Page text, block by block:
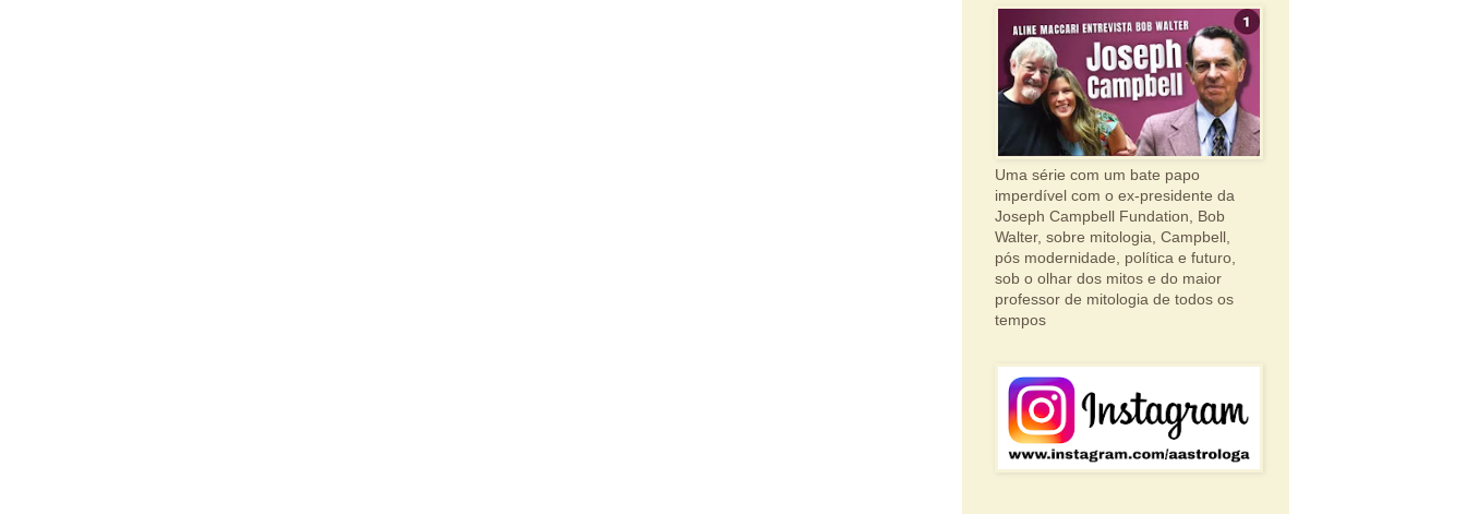
Uma série com um bate papo
imperdível com o ex-presidente da
Joseph Campbell Fundation, Bob
Walter, sobre mitologia, Campbell,
pós modernidade, política e futuro,
sob o olhar dos mitos e do maior
professor de mitologia de todos os
tempos